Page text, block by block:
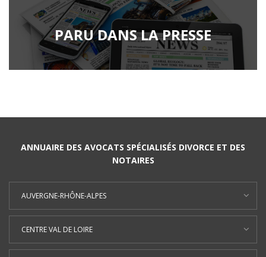
PARU DANS LA PRESSE
ANNUAIRE DES AVOCATS SPÉCIALISÉS DIVORCE ET DES
NOTAIRES
AUVERGNE-RHÔNE-ALPES
CENTRE VAL DE LOIRE